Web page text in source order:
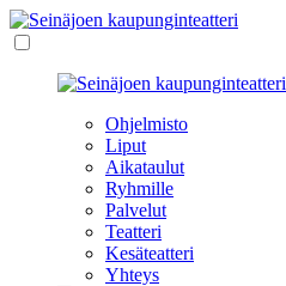
Ohjelmisto
Liput
Aikataulut
Ryhmille
Palvelut
Teatteri
Kesäteatteri
Yhteys